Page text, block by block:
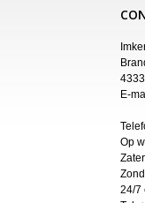
E-
Op
24/7